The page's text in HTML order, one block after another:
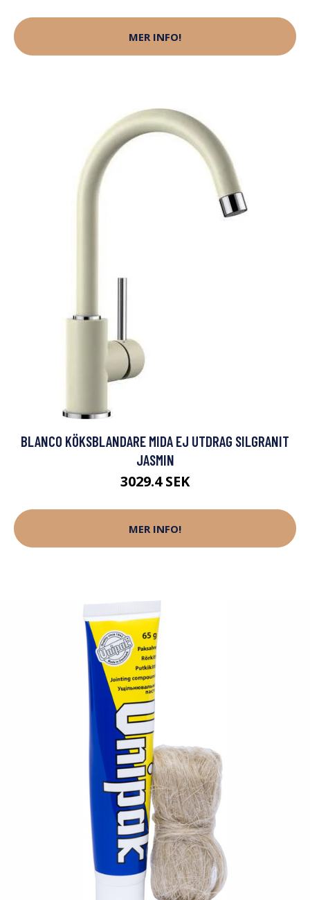
MER INFO!
BLANCO KÖKSBLANDARE MIDA EJ UTDRAG SILGRANIT
JASMIN
3029.4 SEK
MER INFO!